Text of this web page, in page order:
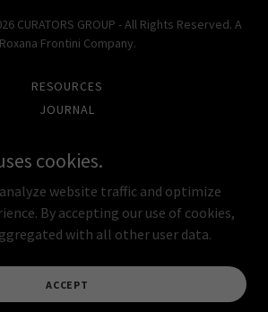
CURATORS GROUP - All Rights Reserved. A
Roxana Frontini Company.
RESOURCES
JOURNAL
PRIVACY POLICY
Powered by CURATORS
cookies.
website traffic and optimize
By accepting our use of cookies,
with all other user data.
ACCEPT